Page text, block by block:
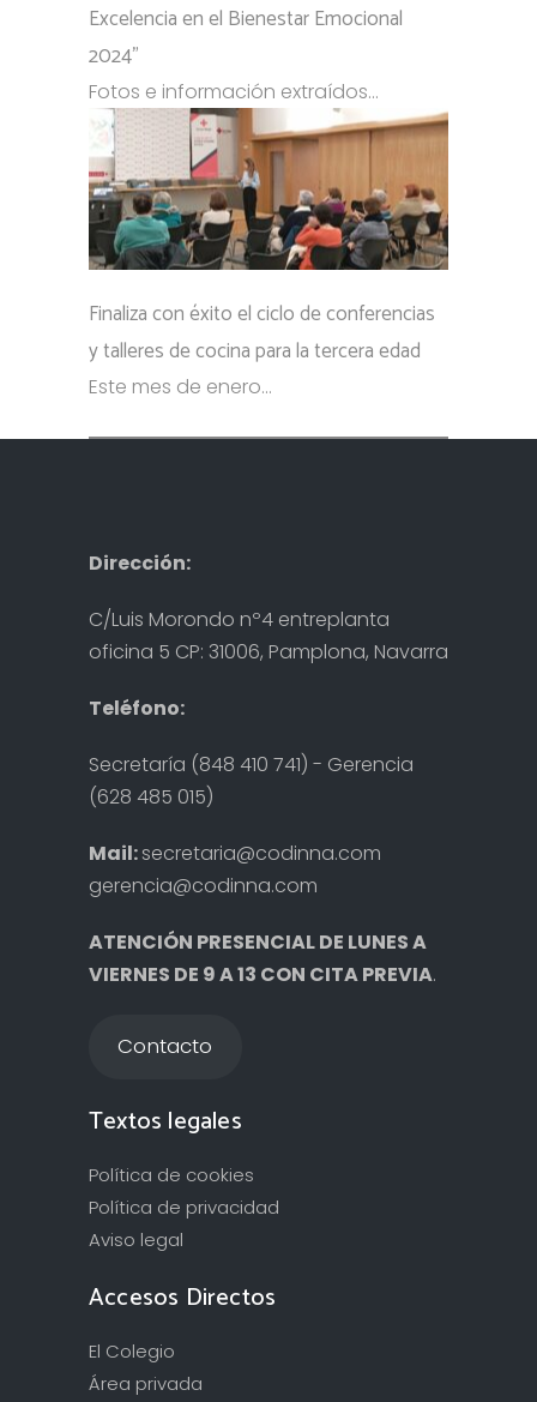
Excelencia en el Bienestar Emocional
2024”
Fotos e información extraídos...
Finaliza con éxito el ciclo de conferencias
y talleres de cocina para la tercera edad
Este mes de enero...
Dirección:
C/Luis Morondo nº4 entreplanta
oficina 5 CP: 31006, Pamplona, Navarra
Teléfono:
Secretaría (848 410 741) - Gerencia
(628 485 015)
Mail:secretaria@codinna.com
gerencia@codinna.com
ATENCIÓN PRESENCIAL DE LUNES A
VIERNES DE 9 A 13 CON CITA PREVIA.
Contacto
Textos legales
Política de cookies
Política de privacidad
Aviso legal
Accesos Directos
El Colegio
Área privada